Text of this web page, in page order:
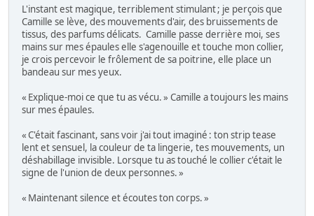
L'instant est magique, terriblement stimulant ; je perçois que
Camille se lève, des mouvements d'air, des bruissements de
tissus, des parfums délicats. Camille passe derrière moi, ses
mains sur mes épaules elle s'agenouille et touche mon collier,
je crois percevoir le frôlement de sa poitrine, elle place un
bandeau sur mes yeux.
« Explique-moi ce que tu as vécu. » Camille a toujours les mains
sur mes épaules.
« C'était fascinant, sans voir j'ai tout imaginé : ton strip tease
lent et sensuel, la couleur de ta lingerie, tes mouvements, un
déshabillage invisible. Lorsque tu as touché le collier c'était le
signe de l'union de deux personnes. »
« Maintenant silence et écoutes ton corps. »